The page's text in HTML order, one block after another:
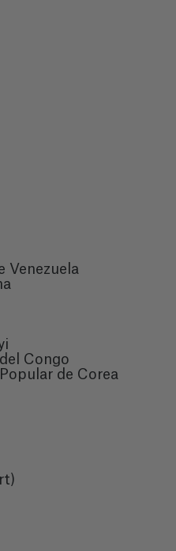
Venezuela
Congo
de Corea